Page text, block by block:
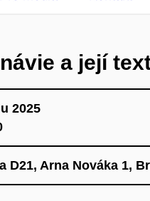
a její
2025
D21, Arna Nováka 1,